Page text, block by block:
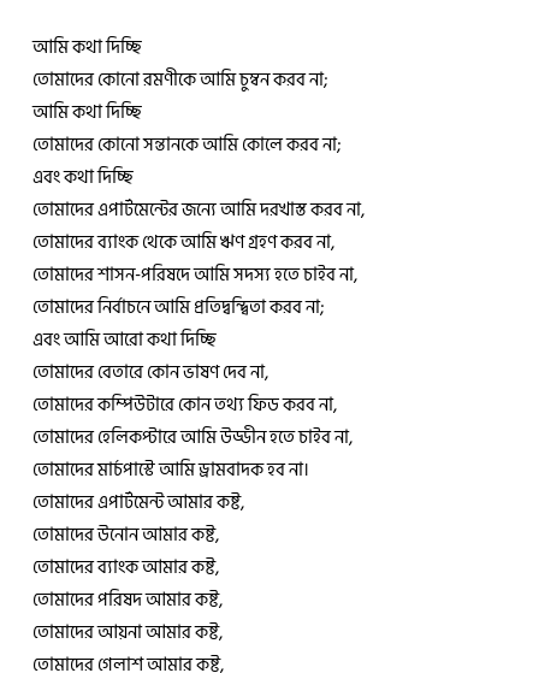
আমি কথা দিচ্ছি
তোমাদের কোনো রমণীকে আমি চুম্বন করব না;
আমি কথা দিচ্ছি
তোমাদের কোনো সন্তানকে আমি কোলে করব না;
এবং কথা দিচ্ছি
তোমাদের এপার্টমেন্টের জন্যে আমি দরখাস্ত করব না,
তোমাদের ব্যাংক থেকে আমি ঋণ গ্রহণ করব না,
তোমাদের শাসন-পরিষদে আমি সদস্য হতে চাইব না,
তোমাদের নির্বাচনে আমি প্রতিদ্বন্দ্বিতা করব না;
এবং আমি আরো কথা দিচ্ছি
তোমাদের বেতারে কোন ভাষণ দেব না,
তোমাদের কম্পিউটারে কোন তথ্য ফিড করব না,
তোমাদের হেলিকপ্টারে আমি উড্ডীন হতে চাইব না,
তোমাদের মার্চপাস্টে আমি ড্রামবাদক হব না।
তোমাদের এপার্টমেন্ট আমার কষ্ট,
তোমাদের উনোন আমার কষ্ট,
তোমাদের ব্যাংক আমার কষ্ট,
তোমাদের পরিষদ আমার কষ্ট,
তোমাদের আয়না আমার কষ্ট,
তোমাদের গেলাশ আমার কষ্ট,